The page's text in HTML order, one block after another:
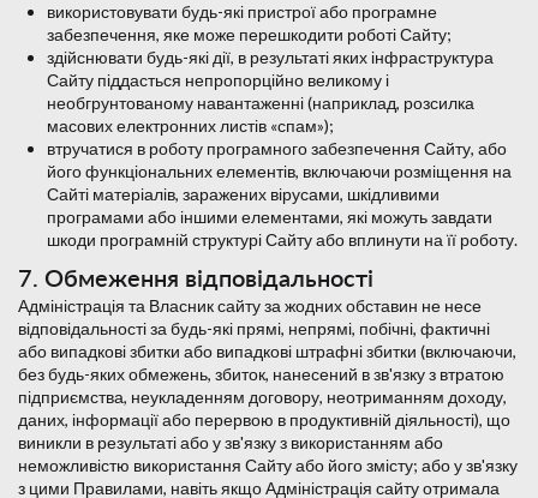
використовувати будь-які пристрої або програмне
забезпечення, яке може перешкодити роботі Сайту;
здійснювати будь-які дії, в результаті яких інфраструктура
Сайту піддасться непропорційно великому і
необгрунтованому навантаженні (наприклад, розсилка
масових електронних листів «спам»);
втручатися в роботу програмного забезпечення Сайту, або
його функціональних елементів, включаючи розміщення на
Сайті матеріалів, заражених вірусами, шкідливими
програмами або іншими елементами, які можуть завдати
шкоди програмній структурі Сайту або вплинути на її роботу.
7. Обмеження відповідальності
Адміністрація та Власник сайту за жодних обставин не несе
відповідальності за будь-які прямі, непрямі, побічні, фактичні
або випадкові збитки або випадкові штрафні збитки (включаючи,
без будь-яких обмежень, збиток, нанесений в зв'язку з втратою
підприємства, неукладенням договору, неотриманням доходу,
даних, інформації або перервою в продуктивній діяльності), що
виникли в результаті або у зв'язку з використанням або
неможливістю використання Сайту або його змісту; або у зв'язку
з цими Правилами, навіть якщо Адміністрація сайту отримала